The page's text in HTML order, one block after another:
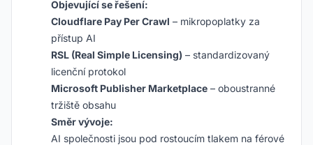
Objevující se řešení:
Cloudflare Pay Per Crawl – mikropoplatky za
přístup AI
RSL (Real Simple Licensing) – standardizovaný
licenční protokol
Microsoft Publisher Marketplace – oboustranné
tržiště obsahu
Směr vývoje:
AI společnosti jsou pod rostoucím tlakem na férové